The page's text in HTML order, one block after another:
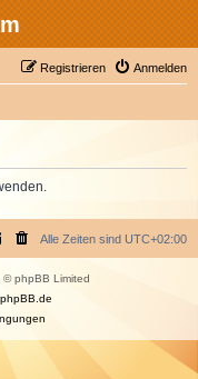
Anmelden
Registrieren
Alle Zeiten sind UTC+02:00
© phpBB Limited
phpBB.de